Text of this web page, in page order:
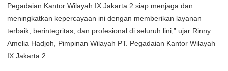
Pegadaian Kantor Wilayah IX Jakarta 2 siap menjaga dan
meningkatkan kepercayaan ini dengan memberikan layanan
terbaik, berintegritas, dan profesional di seluruh lini,” ujar Rinny
Amelia Hadjoh, Pimpinan Wilayah PT. Pegadaian Kantor Wilayah
IX Jakarta 2.